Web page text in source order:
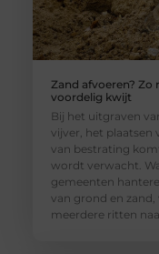
Zand afvoeren? Zo
voordelig kwijt
Bij het uitgraven
vijver, het plaatsen
van bestrating
wordt verwacht.
gemeenten
van grond en
meerdere ritten